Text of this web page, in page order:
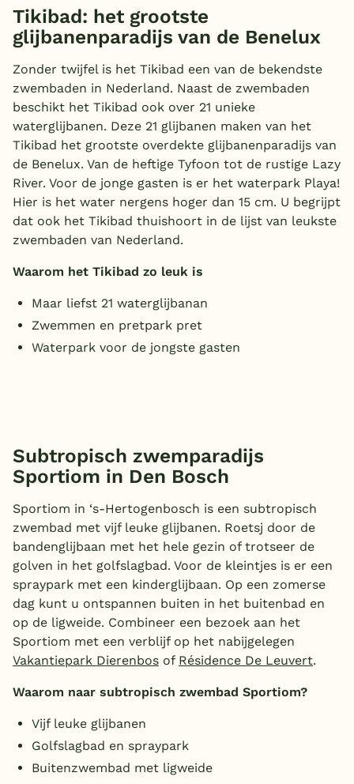
Tikibad: het grootste
glijbanenparadijs van de Benelux
Zonder twijfel is het Tikibad een van de bekendste
zwembaden in Nederland. Naast de zwembaden
beschikt het Tikibad ook over 21 unieke
waterglijbanen. Deze 21 glijbanen maken van het
Tikibad het grootste overdekte glijbanenparadijs van
de Benelux. Van de heftige Tyfoon tot de rustige Lazy
River. Voor de jonge gasten is er het waterpark Playa!
Hier is het water nergens hoger dan 15 cm. U begrijpt
dat ook het Tikibad thuishoort in de lijst van leukste
zwembaden van Nederland.
Waarom het Tikibad zo leuk is
Maar liefst 21 waterglijbanan
Zwemmen en pretpark pret
Waterpark voor de jongste gasten
Subtropisch zwemparadijs
Sportiom in Den Bosch
Sportiom in ‘s-Hertogenbosch is een subtropisch
zwembad met vijf leuke glijbanen. Roetsj door de
bandenglijbaan met het hele gezin of trotseer de
golven in het golfslagbad. Voor de kleintjes is er een
spraypark met een kinderglijbaan. Op een zomerse
dag kunt u ontspannen buiten in het buitenbad en
op de ligweide. Combineer een bezoek aan het
Sportiom met een verblijf op het nabijgelegen
Vakantiepark Dierenbos of Résidence De Leuvert.
Waarom naar subtropisch zwembad Sportiom?
Vijf leuke glijbanen
Golfslagbad en spraypark
Buitenzwembad met ligweide